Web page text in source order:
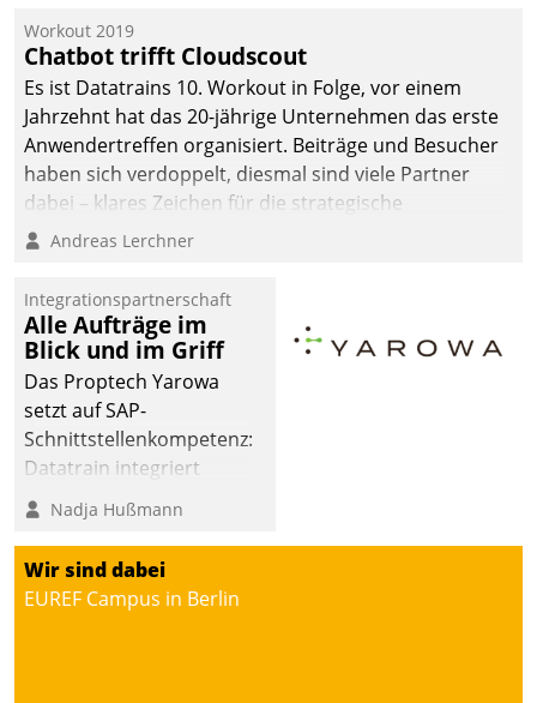
Jahresbeginn eine
Überblick, Einsicht und
Eingriff bietende Lösung.
Zur Entwicklung setzte
man auf
Cloudtechnologie,
bewährte und Startup-
agile Projektmethoden.
Workout 2019
Chatbot trifft Cloudscout
Es ist Datatrains 10. Workout in Folge, vor einem
Jahrzehnt hat das 20-jährige Unternehmen das erste
Anwendertreffen organisiert. Beiträge und Besucher
haben sich verdoppelt, diesmal sind viele Partner
dabei – klares Zeichen für die strategische
Fokussierung auf den Kunden.
Andreas Lerchner
Integrationspartnerschaft
Alle Aufträge im
Blick und im Griff
Das Proptech Yarowa
setzt auf SAP-
Schnittstellenkompetenz:
Datatrain integriert
Yarowas Portal zur
Vergabe und Verwaltung
von Aufträgen der
operativen
Instandhaltung in die
Nadja Hußmann
Wir sind dabei
EUREF Campus in Berlin